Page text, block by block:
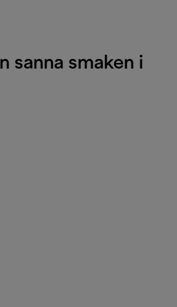
sanna smaken i